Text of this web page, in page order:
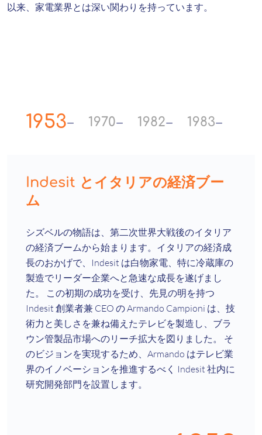
以来、家電業界とは深い関わりを持っています。
1953— 1970— 1982— 1983—
Indesit とイタリアの経済ブー
ム
シズベルの物語は、第二次世界大戦後のイタリア
の経済ブームから始まります。イタリアの経済成
長のおかげで、Indesit は白物家電、特に冷蔵庫の
製造でリーダー企業へと急速な成長を遂げまし
た。 この初期の成功を受け、先見の明を持つ
Indesit 創業者兼 CEO の Armando Campioni は、技
術力と美しさを兼ね備えたテレビを製造し、ブラ
ウン管製品市場へのリーチ拡大を図りました。 そ
のビジョンを実現するため、Armando はテレビ業
界のイノベーションを推進するべく Indesit 社内に
研究開発部門を設置します。